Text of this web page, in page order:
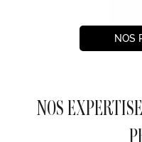
NOS
NOS